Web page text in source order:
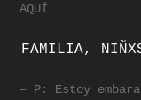
AQUÍ
FAMILIA,
– P: Estoy